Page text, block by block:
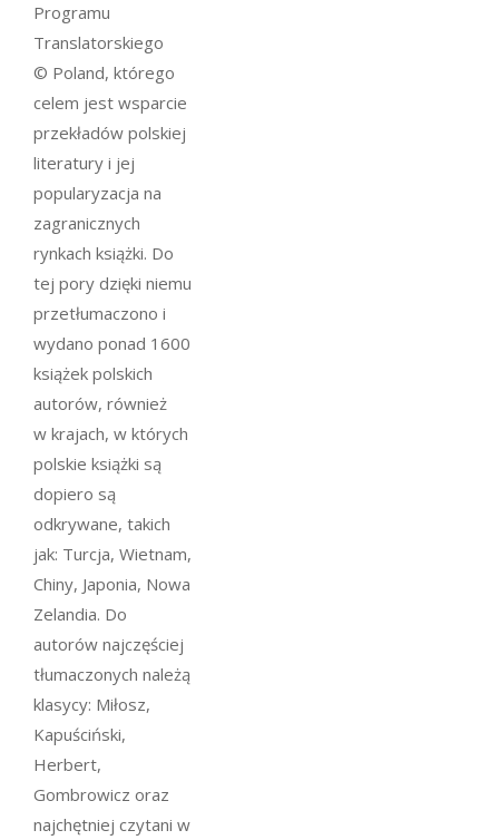
Programu
Translatorskiego
© Poland, którego
celem jest wsparcie
przekładów polskiej
literatury i jej
popularyzacja na
zagranicznych
rynkach książki. Do
tej pory dzięki niemu
przetłumaczono i
wydano ponad 1600
książek polskich
autorów, również
w krajach, w których
polskie książki są
dopiero są
odkrywane, takich
jak: Turcja, Wietnam,
Chiny, Japonia, Nowa
Zelandia. Do
autorów najczęściej
tłumaczonych należą
klasycy: Miłosz,
Kapuściński,
Herbert,
Gombrowicz oraz
najchętniej czytani w